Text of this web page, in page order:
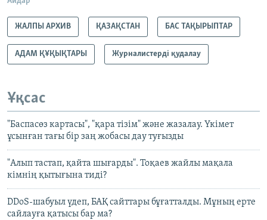
ЖАЛПЫ АРХИВ ҚАЗАҚСТАН БАС ТАҚЫРЫПТАР
АДАМ ҚҰҚЫҚТАРЫ Журналистерді қудалау
Ұқсас
"Баспасөз картасы", "қара тізім" және жазалау. Үкімет
ұсынған тағы бір заң жобасы дау туғызды
"Алып тастап, қайта шығарды". Тоқаев жайлы мақала
кімнің қытығына тиді?
DDoS-шабуыл үдеп, БАҚ сайттары бұғатталды. Мұның ерте
сайлауға қатысы бар ма?